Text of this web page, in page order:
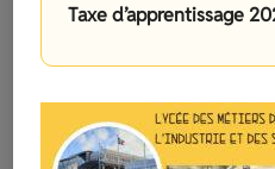
Environnements Connectés)
ÉQUIPE
Taxe d’apprentissage